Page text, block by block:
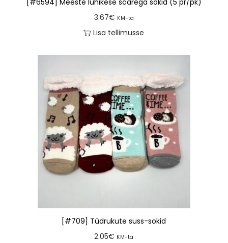
[#6594] Meeste lühikese säärega sokid (5 pr/pk)
3.67€ KM-ta
Lisa tellimusse
[#709] Tüdrukute suss-sokid
2.05€ KM-ta